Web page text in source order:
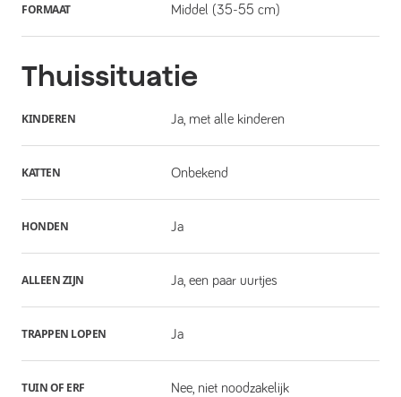
FORMAAT Middel (35-55 cm)
Thuissituatie
KINDEREN Ja, met alle kinderen
KATTEN Onbekend
HONDEN Ja
ALLEEN ZIJN Ja, een paar uurtjes
TRAPPEN LOPEN Ja
TUIN OF ERF Nee, niet noodzakelijk